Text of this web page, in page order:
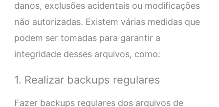
danos, exclusões acidentais ou modificações
não autorizadas. Existem várias medidas que
podem ser tomadas para garantir a
integridade desses arquivos, como:
1. Realizar backups regulares
Fazer backups regulares dos arquivos de